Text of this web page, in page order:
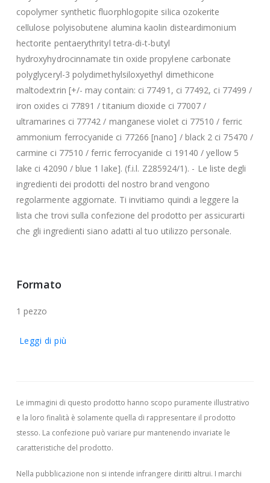
copolymer synthetic fluorphlogopite silica ozokerite
cellulose polyisobutene alumina kaolin disteardimonium
hectorite pentaerythrityl tetra-di-t-butyl
hydroxyhydrocinnamate tin oxide propylene carbonate
polyglyceryl-3 polydimethylsiloxyethyl dimethicone
maltodextrin [+/- may contain: ci 77491, ci 77492, ci 77499 /
iron oxides ci 77891 / titanium dioxide ci 77007 /
ultramarines ci 77742 / manganese violet ci 77510 / ferric
ammonium ferrocyanide ci 77266 [nano] / black 2 ci 75470 /
carmine ci 77510 / ferric ferrocyanide ci 19140 / yellow 5
lake ci 42090 / blue 1 lake]. (f.i.l. Z285924/1). - Le liste degli
ingredienti dei prodotti del nostro brand vengono
regolarmente aggiornate. Ti invitiamo quindi a leggere la
lista che trovi sulla confezione del prodotto per assicurarti
che gli ingredienti siano adatti al tuo utilizzo personale.
Formato
1 pezzo
Leggi di più
Le immagini di questo prodotto hanno scopo puramente illustrativo
e la loro finalità è solamente quella di rappresentare il prodotto
stesso. La confezione può variare pur mantenendo invariate le
caratteristiche del prodotto.
Nella pubblicazione non si intende infrangere diritti altrui. I marchi